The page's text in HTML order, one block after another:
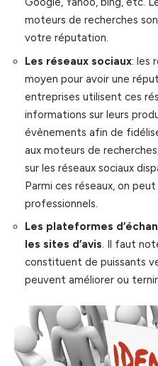
moteurs de recherches
votre réputation.
Les réseaux sociaux: les
moyen pour avoir une
entreprises utilisent ces
informations sur leurs
évènements afin de
aux moteurs de
sur les réseaux sociaux
Parmi ces réseaux, on
professionnels.
Les plateformes
les sites d’avis. Il faut
constituent de puissants
peuvent améliorer ou